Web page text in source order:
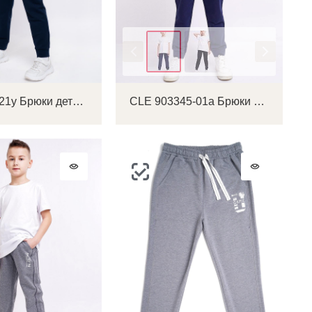
CLE 905821у Брюки детские для мальчика CLE 903345-01а Брюки детские для мальчика